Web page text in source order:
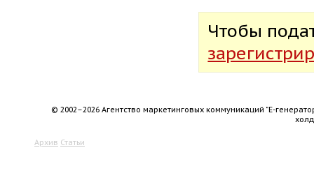
Чтобы
© 2002–2026 Агентство маркетинговых коммуникаций "Е-
Архив Статьи